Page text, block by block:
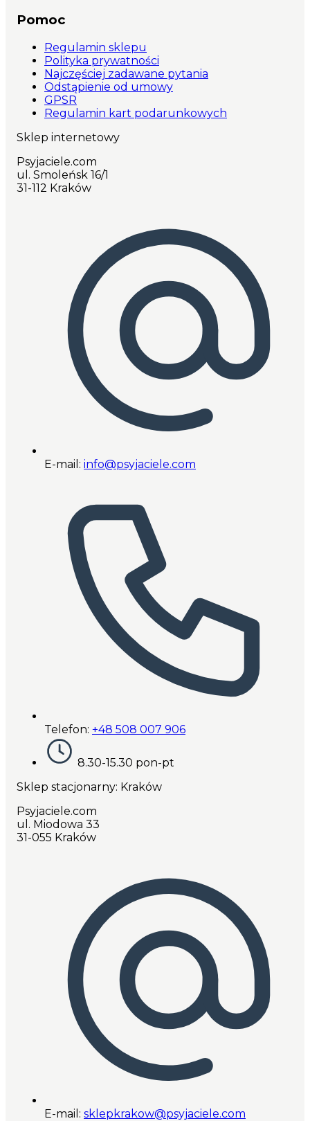
Pomoc
Regulamin sklepu
Polityka prywatności
Najczęściej zadawane pytania
Odstąpienie od umowy
GPSR
Regulamin kart podarunkowych
Sklep internetowy
Psyjaciele.com
ul. Smoleńsk 16/1
31-112 Kraków
E-mail: info@psyjaciele.com
Telefon: +48 508 007 906
8.30-15.30 pon-pt
Sklep stacjonarny: Kraków
Psyjaciele.com
ul. Miodowa 33
31-055 Kraków
E-mail: sklepkrakow@psyjaciele.com